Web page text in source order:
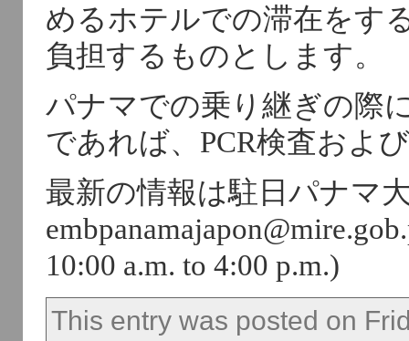
めるホテルでの滞在をす
負担するものとします。
パナマでの乗り継ぎの際
であれば、PCR検査およ
最新の情報は駐日パナマ
10:00 a.m. to 4:00 p.m.)
This entry was posted on